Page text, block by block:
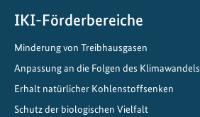
IKI-Förderbereiche
Minderung von Treibhausgasen
Anpassung an die Folgen des Klimawandels
Erhalt natürlicher Kohlenstoffsenken
Schutz der biologischen Vielfalt